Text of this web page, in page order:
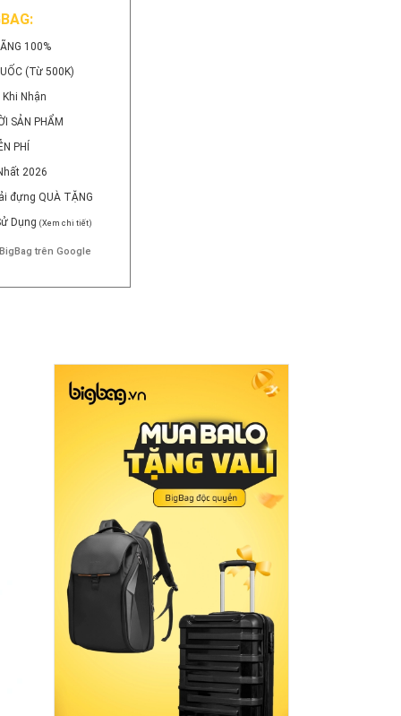
100%
(Từ 500K)
Nhận
SẢN PHẨM
PHÍ
2026
đựng QUÀ TẶNG
Dụng (Xem chi tiết)
trên Google